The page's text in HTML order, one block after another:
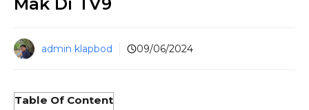
admin klapbod 09/06/2024
Table Of Content